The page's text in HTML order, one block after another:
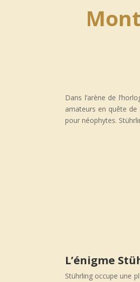
Dans l’arène de
amateurs en quête de
pour néophytes.
L’énigme
Stührling occupe une